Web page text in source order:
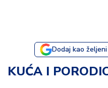
Dodaj kao
KUĆA I